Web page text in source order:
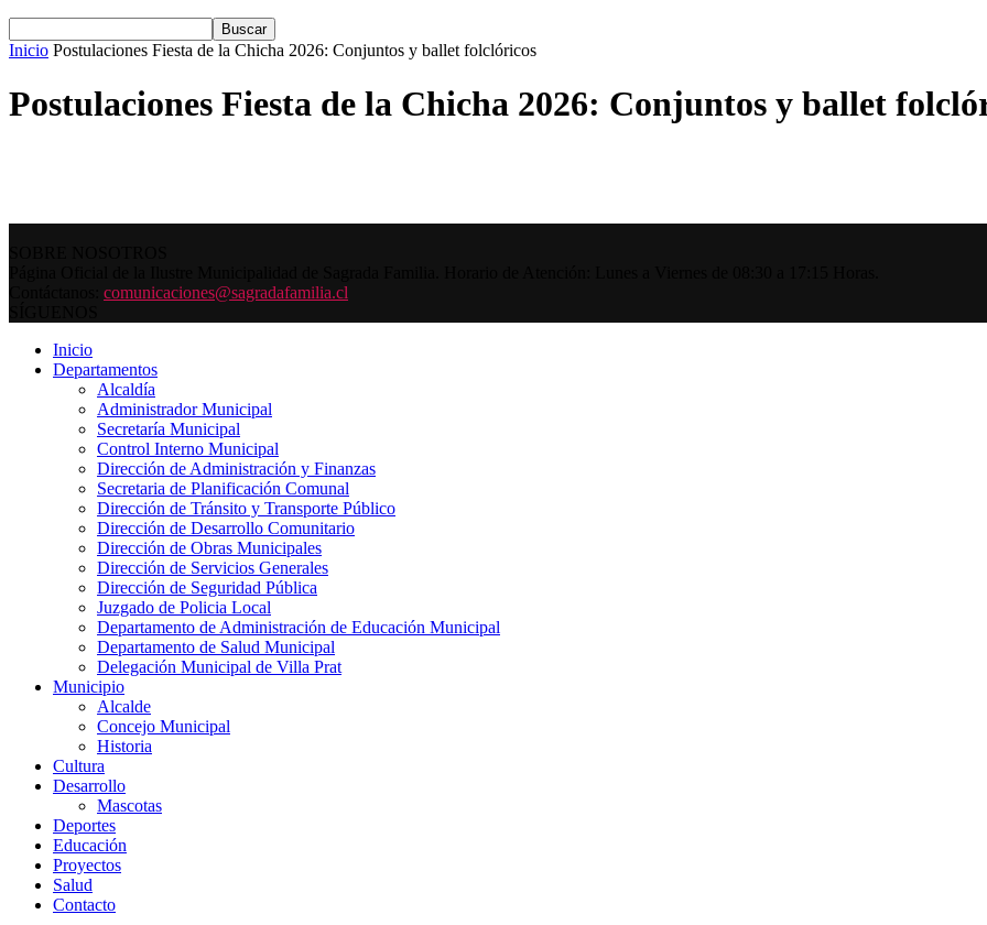
Inicio Postulaciones Fiesta de la Chicha 2026: Conjuntos y ballet folclóricos
Postulaciones Fiesta de la Chicha 2026: Conjuntos y ballet
comunicaciones@sagradafamilia.cl
Inicio
Departamentos
Alcaldía
Administrador Municipal
Secretaría Municipal
Control Interno Municipal
Dirección de Administración y Finanzas
Secretaria de Planificación Comunal
Dirección de Tránsito y Transporte Público
Dirección de Desarrollo Comunitario
Dirección de Obras Municipales
Dirección de Servicios Generales
Dirección de Seguridad Pública
Juzgado de Policia Local
Departamento de Administración de Educación Municipal
Departamento de Salud Municipal
Delegación Municipal de Villa Prat
Municipio
Alcalde
Concejo Municipal
Historia
Cultura
Desarrollo
Mascotas
Deportes
Educación
Proyectos
Salud
Contacto